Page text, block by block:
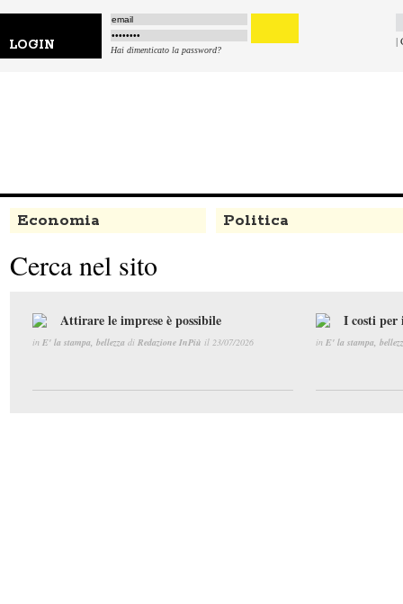
LOGIN Hai dimenticato la password?
|
Economia Politica
Cerca nel sito
Attirare le imprese è possibile
in E' la stampa, bellezza di Redazione InPiù il 23/07/2026
I costi per
in E' la stampa,